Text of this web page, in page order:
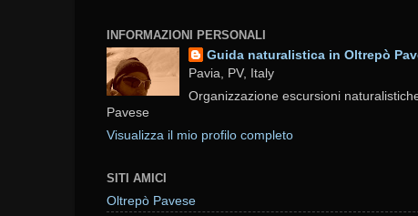
INFORMAZIONI PERSONALI
Guida naturalistica in Oltrepò
Pavia, PV, Italy
Organizzazione escursioni
Pavese
Visualizza il mio profilo completo
SITI AMICI
Oltrepò Pavese